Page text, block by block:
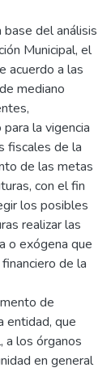
del análisis
Municipal, el
acuerdo a las
mediano
la vigencia
fiscales de la
de las metas
con el fin
los posibles
realizar las
o exógena que
de la
de
entidad, que
a los órganos
en general